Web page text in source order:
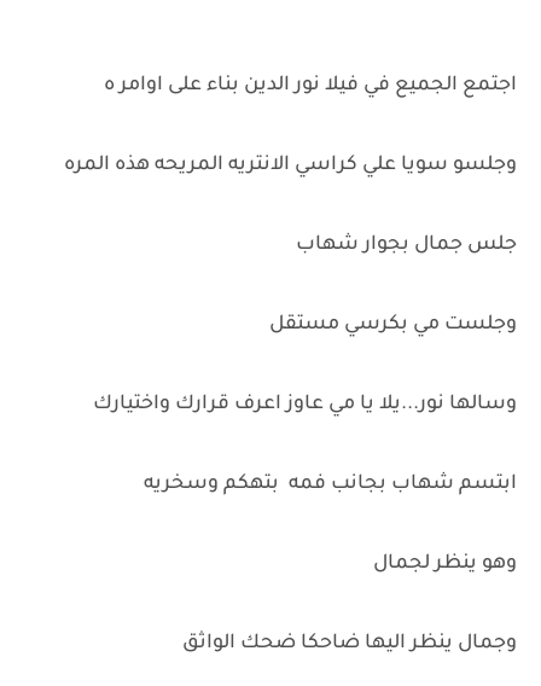
اجتمع الجميع في فيلا نور الدين بناء على اوامر ه
وجلسو سويا علي كراسي الانتريه المريحه هذه المره
جلس جمال بجوار شهاب
وجلست مي بكرسي مستقل
وسالها نور...يلا يا مي عاوز اعرف قرارك واختيارك
ابتسم شهاب بجانب فمه بتهكم وسخريه
وهو ينظر لجمال
وجمال ينظر اليها ضاحكا ضحك الواثق